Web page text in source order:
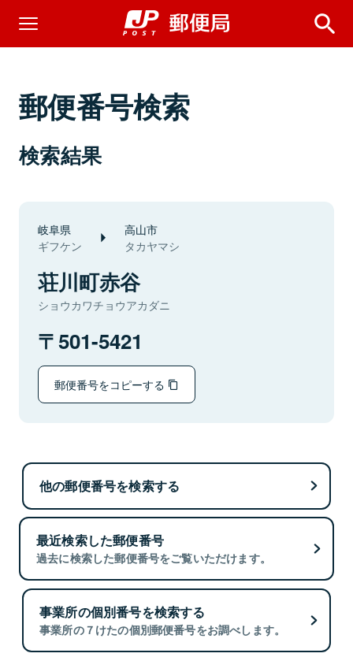
郵便番号検索
検索結果
岐阜県
ギフケン
高山市
タカヤマシ
荘川町赤谷
ショウカワチョウアカダニ
501-5421
郵便番号をコピーする
他の郵便番号を検索する
最近検索した郵便番号
過去に検索した郵便番号をご覧いただけます。
事業所の個別番号を検索する
事業所の７けたの個別郵便番号をお調べします。